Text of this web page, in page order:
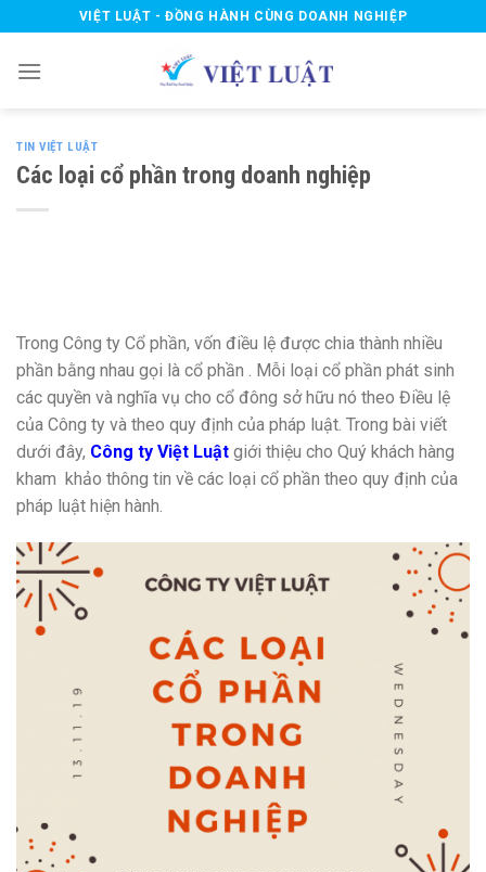
to
content
VIỆT LUẬT - ĐỒNG HÀNH CÙNG DOANH NGHIỆP
TIN VIỆT LUẬT
Các loại cổ phần trong doanh nghiệp
Trong Công ty Cổ phần, vốn điều lệ được chia thành nhiều
phần bằng nhau gọi là cổ phần . Mỗi loại cổ phần phát sinh
các quyền và nghĩa vụ cho cổ đông sở hữu nó theo Điều lệ
của Công ty và theo quy định của pháp luật. Trong bài viết
dưới đây, Công ty Việt Luật giới thiệu cho Quý khách hàng
kham khảo thông tin về các loại cổ phần theo quy định của
pháp luật hiện hành.